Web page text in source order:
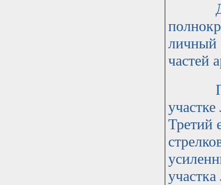
Для
личный
частей
Третий